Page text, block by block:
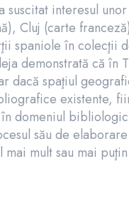
interesul
Cluj (carte
spaniole în colecţii
demonstrată că
spaţiul
existente,
domeniul
său de
mult sau mai